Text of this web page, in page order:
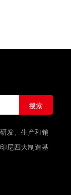
搜索
发、生产和销
尼四大制造基